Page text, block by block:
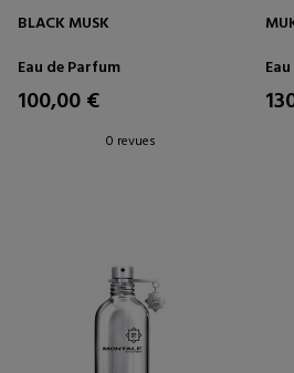
BLACK MUSK
Eau de Parfum
100,00 €
0 revues